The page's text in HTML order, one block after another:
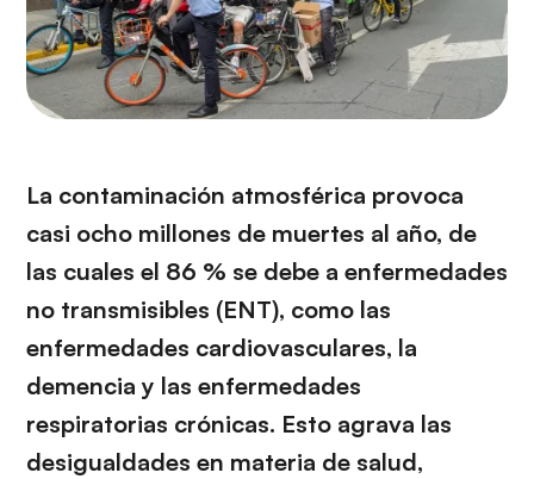
La contaminación atmosférica provoca
casi ocho millones de muertes al año, de
las cuales el 86 % se debe a enfermedades
no transmisibles (ENT), como las
enfermedades cardiovasculares, la
demencia y las enfermedades
respiratorias crónicas. Esto agrava las
desigualdades en materia de salud,